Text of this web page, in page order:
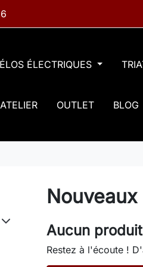
ÉLECTRIQUES
OUTLET BLOG
Aucun
Restez à l'écoute !